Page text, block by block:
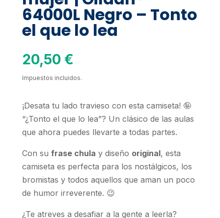
64000L Negro – Tonto
el que lo lea
20,50 €
Impuestos incluidos.
¡Desata tu lado travieso con esta camiseta! 🤪
“¿Tonto el que lo lea”? Un clásico de las aulas
que ahora puedes llevarte a todas partes.
Con su frase chula y diseño original, esta
camiseta es perfecta para los nostálgicos, los
bromistas y todos aquellos que aman un poco
de humor irreverente. 😉
¿Te atreves a desafiar a la gente a leerla?